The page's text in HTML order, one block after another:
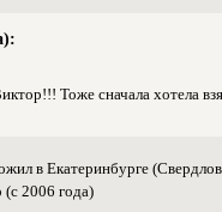
Тоже сначала хотела
в Екатеринбурге
2006 года)